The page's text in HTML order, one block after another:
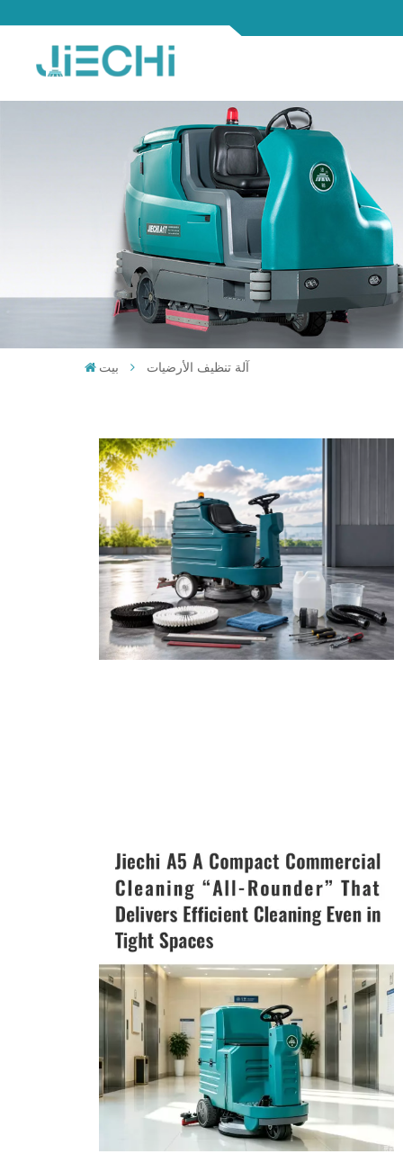
بيت آلة تنظيف الأرضيات